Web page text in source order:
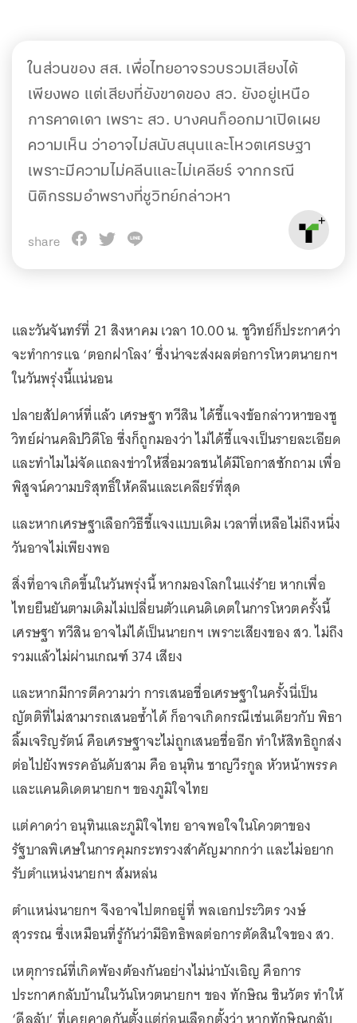
ในส่วนของ สส. เพื่อไทยอาจรวบรวมเสียงได้
เพียงพอ แต่เสียงที่ยังขาดของ สว. ยังอยู่เหนือ
การคาดเดา เพราะ สว. บางคนก็ออกมาเปิดเผย
ความเห็น ว่าอาจไม่สนับสนุนและโหวตเศรษฐา
เพราะมีความไม่คลีนและไม่เคลียร์ จากกรณี
นิติกรรมอำพรางที่ชูวิทย์กล่าวหา
share
และวันจันทร์ที่ 21 สิงหาคม เวลา 10.00 น. ชูวิทย์ก็ประกาศว่า
จะทำการแฉ ‘ตอกฝาโลง’ ซึ่งน่าจะส่งผลต่อการโหวตนายกฯ
ในวันพรุ่งนี้แน่นอน
ปลายสัปดาห์ที่แล้ว เศรษฐา ทวีสิน ได้ชี้แจงข้อกล่าวหาของชู
วิทย์ผ่านคลิปวิดีโอ ซึ่งก็ถูกมองว่า ไม่ได้ชี้แจงเป็นรายละเอียด
และทำไมไม่จัดแถลงข่าวให้สื่อมวลชนได้มีโอกาสซักถาม เพื่อ
พิสูจน์ความบริสุทธิ์ให้คลีนและเคลียร์ที่สุด
และหากเศรษฐาเลือกวิธีชี้แจงแบบเดิม เวลาที่เหลือไม่ถึงหนึ่ง
วันอาจไม่เพียงพอ
สิ่งที่อาจเกิดขึ้นในวันพรุ่งนี้ หากมองโลกในแง่ร้าย หากเพื่อ
ไทยยืนยันตามเดิมไม่เปลี่ยนตัวแคนดิเดตในการโหวตครั้งนี้
เศรษฐา ทวีสิน อาจไม่ได้เป็นนายกฯ เพราะเสียงของ สว. ไม่ถึง
รวมแล้วไม่ผ่านเกณฑ์ 374 เสียง
และหากมีการตีความว่า การเสนอชื่อเศรษฐาในครั้งนี่เป็น
ญัตติที่ไม่สามารถเสนอซ้ำได้ ก็อาจเกิดกรณีเช่นเดียวกับ พิธา
ลิ้มเจริญรัตน์ คือเศรษฐาจะไม่ถูกเสนอชื่ออีก ทำให้สิทธิถูกส่ง
ต่อไปยังพรรคอันดับสาม คือ อนุทิน ชาญวีรกูล หัวหน้าพรรค
และแคนดิเดตนายกฯ ของภูมิใจไทย
แต่คาดว่า อนุทินและภูมิใจไทย อาจพอใจในโควตาของ
รัฐบาลพิเศษในการคุมกระทรวงสำคัญมากกว่า และไม่อยาก
รับตำแหน่งนายกฯ ส้มหล่น
ตำแหน่งนายกฯ จึงอาจไปตกอยู่ที่ พลเอกประวิตร วงษ์
สุวรรณ ซึ่งเหมือนที่รู้กันว่ามีอิทธิพลต่อการตัดสินใจของ สว.
เหตุการณ์ที่เกิดพ้องต้องกันอย่างไม่น่าบังเอิญ คือการ
ประกาศกลับบ้านในวันโหวตนายกฯ ของ ทักษิณ ชินวัตร ทำให้